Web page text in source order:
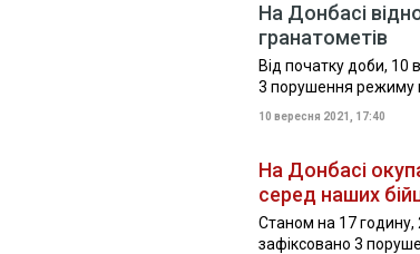
На Донбасі
гранатометів
Від початку доби, 10
3 порушення режиму
10 вересня 2021, 17:40
На Донбасі
серед наших
Станом на 17 годину,
зафіксовано 3